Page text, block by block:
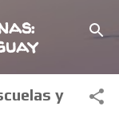
y